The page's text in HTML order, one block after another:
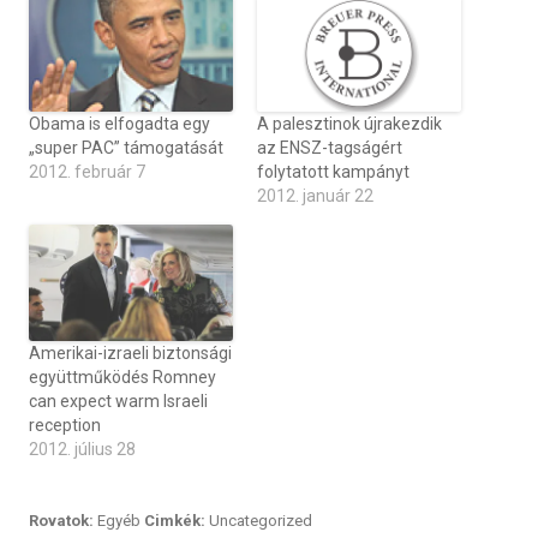
Obama is elfogadta egy
„super PAC” támogatását
2012. február 7
A palesztinok újrakezdik
az ENSZ-tagságért
folytatott kampányt
2012. január 22
Amerikai-izraeli biztonsági
együttműködés Romney
can expect warm Israeli
reception
2012. július 28
Rovatok: Egyéb Cimkék: Uncategorized